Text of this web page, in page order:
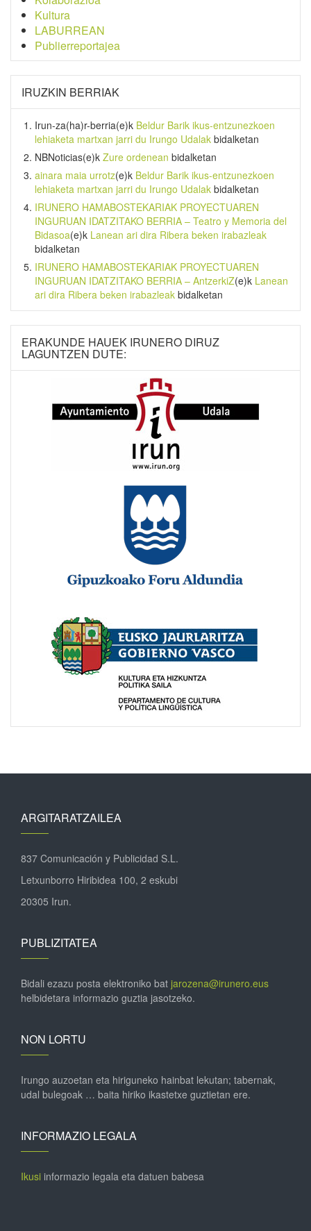
Kultura
LABURREAN
Publierreportajea
IRUZKIN BERRIAK
Irun-za(ha)r-berria(e)k Beldur Barik ikus-entzunezkoen
lehiaketa martxan jarri du Irungo Udalak bidalketan
NBNoticias(e)k Zure ordenean bidalketan
ainara maia urrotz(e)k Beldur Barik ikus-entzunezkoen
lehiaketa martxan jarri du Irungo Udalak bidalketan
IRUNERO HAMABOSTEKARIAK PROYECTUAREN
INGURUAN IDATZITAKO BERRIA – Teatro y Memoria del
Bidasoa(e)k Lanean ari dira Ribera beken irabazleak
bidalketan
IRUNERO HAMABOSTEKARIAK PROYECTUAREN
INGURUAN IDATZITAKO BERRIA – AntzerkiZ(e)k Lanean
ari dira Ribera beken irabazleak bidalketan
ERAKUNDE HAUEK IRUNERO DIRUZ
LAGUNTZEN DUTE:
ARGITARATZAILEA
837 Comunicación y Publicidad S.L.
Letxunborro Hiribidea 100, 2 eskubi
20305 Irun.
PUBLIZITATEA
Bidali ezazu posta elektroniko bat jarozena@irunero.eus
helbidetara informazio guztia jasotzeko.
NON LORTU
Irungo auzoetan eta hiriguneko hainbat lekutan; tabernak,
udal bulegoak … baita hiriko ikastetxe guztietan ere.
INFORMAZIO LEGALA
Ikusi informazio legala eta datuen babesa